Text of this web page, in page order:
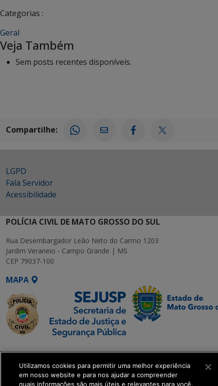
Categorias :
Geral
Veja Também
Sem posts recentes disponíveis.
Compartilhe:
LGPD
Fala Servidor
Acessibilidade
POLÍCIA CIVIL DE MATO GROSSO DO SUL
Rua Desembargador Leão Neto do Carmo 1203
Jardim Veraneio - Campo Grande | MS
CEP 79037-100
MAPA
SETDIG | Secretaria-
Executiva de
Transformação Digital
Utilizamos cookies para permitir uma melhor experiência
em nosso website e para nos ajudar a compreender
quais informações são mais úteis e relevantes para você.